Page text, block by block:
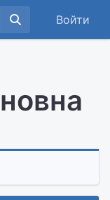
Войти